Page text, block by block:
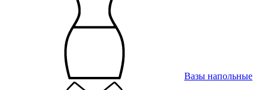
Вазы напольные